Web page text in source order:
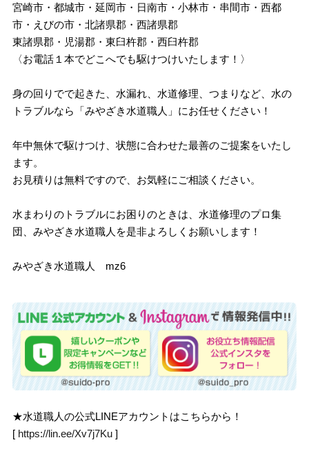
宮崎市・都城市・延岡市・日南市・小林市・串間市・西都
市・えびの市・北諸県郡・西諸県郡
東諸県郡・児湯郡・東臼杵郡・西臼杵郡
〈お電話１本でどこへでも駆けつけいたします！〉
身の回りでで起きた、水漏れ、水道修理、つまりなど、水の
トラブルなら「みやざき水道職人」にお任せください！
年中無休で駆けつけ、状態に合わせた最善のご提案をいたし
ます。
お見積りは無料ですので、お気軽にご相談ください。
水まわりのトラブルにお困りのときは、水道修理のプロ集
団、みやざき水道職人を是非よろしくお願いします！
みやざき水道職人 mz6
★水道職人の公式LINEアカウントはこちらから！
[ https://lin.ee/Xv7j7Ku ]